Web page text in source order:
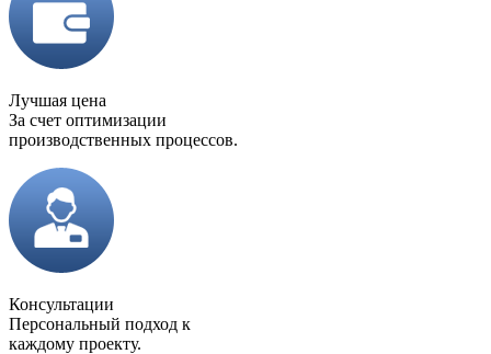
Лучшая цена
За счет оптимизации
производственных процессов.
Консультации
Персональный подход к
каждому проекту.